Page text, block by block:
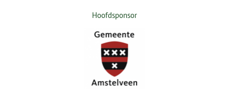
Hoofdsponsor